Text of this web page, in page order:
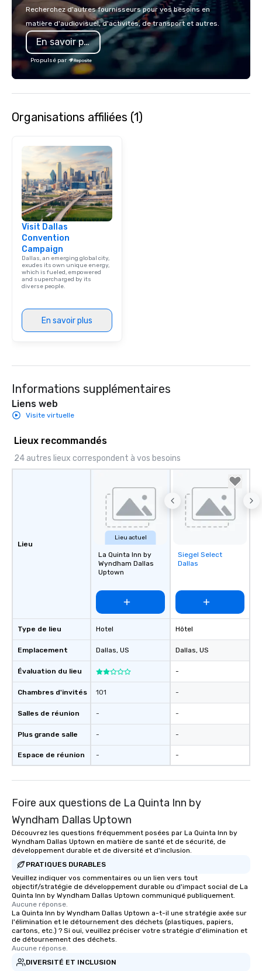
Recherchez d'autres fournisseurs pour vos besoins en
matière d'audiovisuel, d'activités, de transport et autres.
En savoir plus
Propulsé par
Organisations affiliées (1)
Visit Dallas
Convention
Campaign
Dallas, an emerging global city,
exudes its own unique energy,
which is fueled, empowered
and supercharged by its
diverse people.
En savoir plus
Informations supplémentaires
Liens web
Visite virtuelle
Lieux recommandés
24 autres lieux correspondent à vos besoins
Lieu
Type de lieu
Emplacement
Évaluation du lieu
Chambres d'invités
Salles de réunion
Plus grande salle
Espace de réunion
Lieu actuel
La Quinta Inn by
Wyndham Dallas
Uptown
Hotel
Dallas, US
101
-
-
-
Removed from
favorites
Siegel Select
Dallas
Hôtel
Dallas, US
-
-
-
-
-
Foire aux questions de La Quinta Inn by
Wyndham Dallas Uptown
Découvrez les questions fréquemment posées par La Quinta Inn by
Wyndham Dallas Uptown en matière de santé et de sécurité, de
développement durable et de diversité et d'inclusion.
PRATIQUES DURABLES
Veuillez indiquer vos commentaires ou un lien vers tout
objectif/stratégie de développement durable ou d'impact social de La
Quinta Inn by Wyndham Dallas Uptown communiqué publiquement.
Aucune réponse.
La Quinta Inn by Wyndham Dallas Uptown a-t-il une stratégie axée sur
l'élimination et le détournement des déchets (plastiques, papiers,
cartons, etc.) ? Si oui, veuillez préciser votre stratégie d'élimination et
de détournement des déchets.
Aucune réponse.
DIVERSITÉ ET INCLUSION